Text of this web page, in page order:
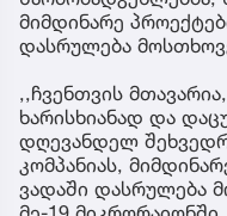
მიმდინარე
დასრულება
,,ჩვენთვის
ხარისხიანად და
დღევანდელ
კომპანიას,
ვადაში დასრულება